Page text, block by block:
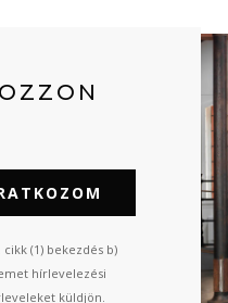
(1) bekezdés b)
hírlevelezési
küldjön.